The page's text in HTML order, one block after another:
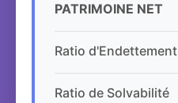
PATRIMOINE NET
Ratio d'Endettement
Ratio de Solvabilité